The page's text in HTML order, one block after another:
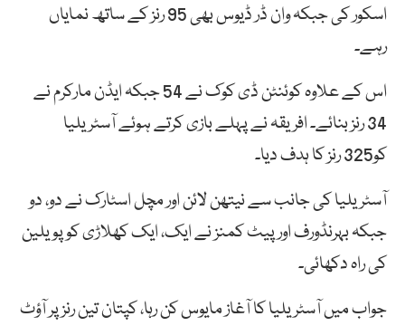
اسکور کی جبکہ وان ڈر ڈیوس بھی 95 رنز کے ساتھ نمایاں
رہے۔
اس کے علاوہ کوئنٹن ڈی کوک نے 54 جبکہ ایڈن مارکرم نے
34 رنز بنائے۔ افریقہ نے پہلے بازی کرتے ہوئے آسٹریلیا
کو325 رنز کا ہدف دیا۔
آسٹریلیا کی جانب سے نیتھن لائن اور مچل اسٹارک نے دو، دو
جبکہ بہرنڈورف اور پیٹ کمنز نے ایک، ایک کھلاڑی کو پویلین
کی راہ دکھائی۔
جواب میں آسٹریلیا کا آغاز مایوس کن رہا، کپتان تین رنز پر آؤٹ